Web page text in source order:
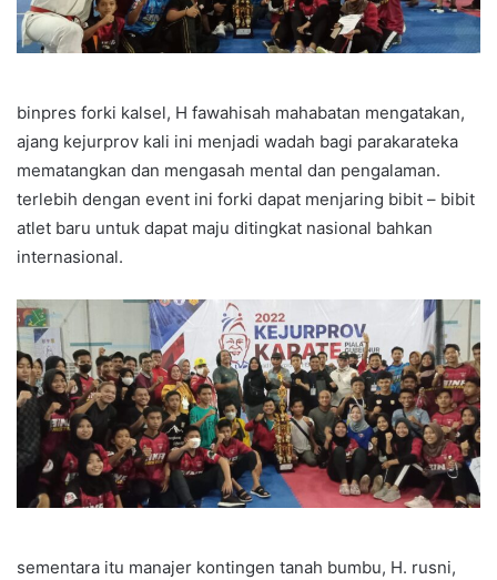
binpres forki kalsel, H fawahisah mahabatan mengatakan,
ajang kejurprov kali ini menjadi wadah bagi parakarateka
mematangkan dan mengasah mental dan pengalaman.
terlebih dengan event ini forki dapat menjaring bibit – bibit
atlet baru untuk dapat maju ditingkat nasional bahkan
internasional.
sementara itu manajer kontingen tanah bumbu, H. rusni,